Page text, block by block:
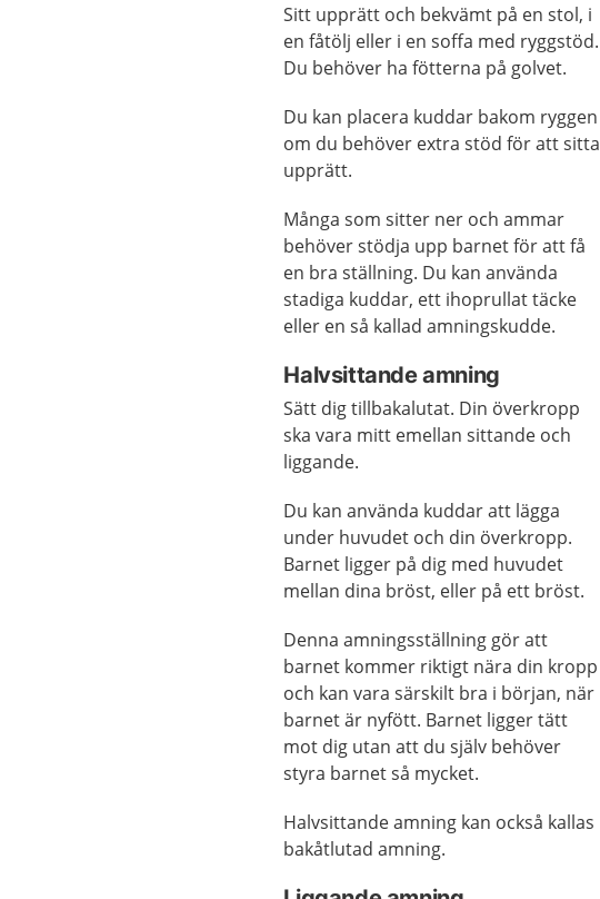
Sitt upprätt och bekvämt på en stol, i
en fåtölj eller i en soffa med ryggstöd.
Du behöver ha fötterna på golvet.
Du kan placera kuddar bakom ryggen
om du behöver extra stöd för att sitta
upprätt.
Många som sitter ner och ammar
behöver stödja upp barnet för att få
en bra ställning. Du kan använda
stadiga kuddar, ett ihoprullat täcke
eller en så kallad amningskudde.
Halvsittande amning
Sätt dig tillbakalutat. Din överkropp
ska vara mitt emellan sittande och
liggande.
Du kan använda kuddar att lägga
under huvudet och din överkropp.
Barnet ligger på dig med huvudet
mellan dina bröst, eller på ett bröst.
Denna amningsställning gör att
barnet kommer riktigt nära din kropp
och kan vara särskilt bra i början, när
barnet är nyfött. Barnet ligger tätt
mot dig utan att du själv behöver
styra barnet så mycket.
Halvsittande amning kan också kallas
bakåtlutad amning.